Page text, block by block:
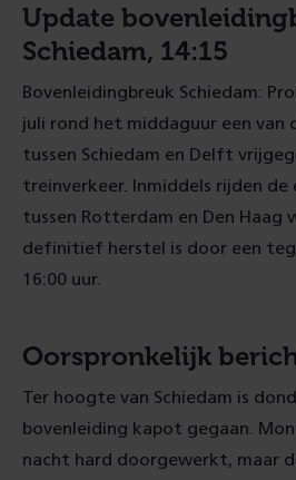
Update
Schiedam, 14:15
Bovenleidingbreuk Schiedam:
juli rond het middaguur een van
tussen Schiedam en Delft
treinverkeer. Inmiddels rijden
tussen Rotterdam en Den Haag
definitief herstel is door een
16:00 uur.
Oorspronkelijk
Ter hoogte van Schiedam is
bovenleiding kapot gegaan.
nacht hard doorgewerkt, maar